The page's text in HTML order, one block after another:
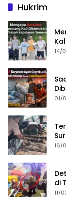
Hukrim
14/
01/
16/
di
11/